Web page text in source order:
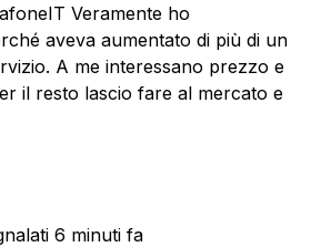
Veramente ho
aveva aumentato di più di un
A me interessano prezzo e
il resto lascio fare al mercato e
6 minuti fa